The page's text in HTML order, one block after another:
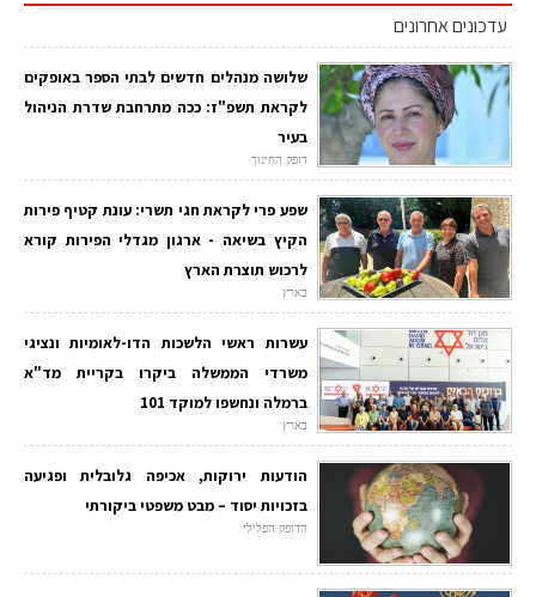
עדכונים אחרונים
שלושה מנהלים חדשים לבתי הספר באופקים
לקראת תשפ"ז: ככה מתרחבת שדרת הניהול
בעיר
דופק החינוך
שפע פרי לקראת חגי תשרי: עונת קטיף פירות
הקיץ בשיאה - ארגון מגדלי הפירות קורא
לרכוש תוצרת הארץ
בארץ
עשרות ראשי הלשכות הדו-לאומיות ונציגי
משרדי הממשלה ביקרו בקריית מד"א
ברמלה ונחשפו למוקד 101
בארץ
הודעות ירוקות, אכיפה גלובלית ופגיעה
בזכויות יסוד – מבט משפטי ביקורתי
הדופק הפלילי